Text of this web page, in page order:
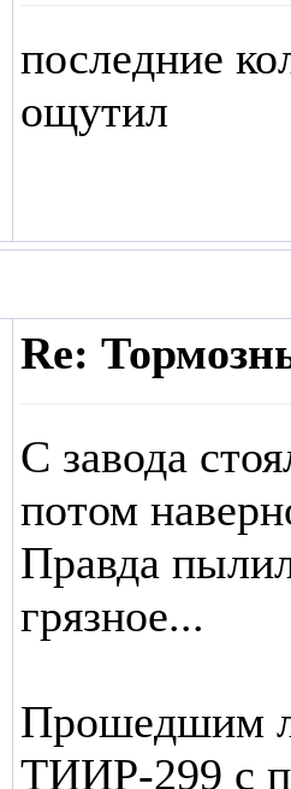
последние
ощутил
Re:
С завода
потом
Правда
грязное...
Прошедшим
ТИИР-299 с